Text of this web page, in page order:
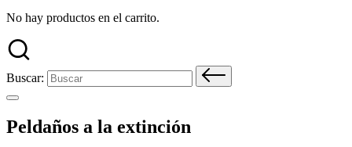
No hay productos en el carrito.
Buscar:
Peldaños a la extinción